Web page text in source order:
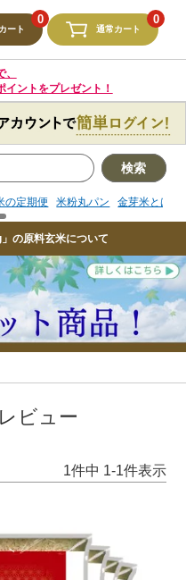
ート
0
通常カート
0
イントをプレゼント！
検索
の定期便 米粉丸パン 金芽米とは
の定期便 米粉丸パン 金芽米とは
の原料玄米について
ビュー
1件中 1-1件表示